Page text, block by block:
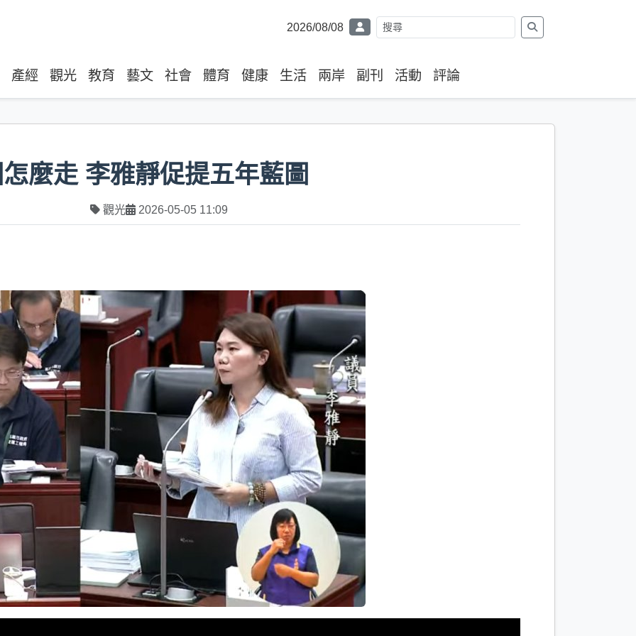
2026/08/08
產經 觀光 教育 藝文 社會 體育 健康 生活 兩岸 副刊 活動 評論
麼走 李雅靜促提五年藍圖
觀光 2026-05-05 11:09